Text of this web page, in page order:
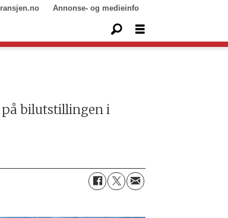
Annonse- og medieinfo
på bilutstillingen i